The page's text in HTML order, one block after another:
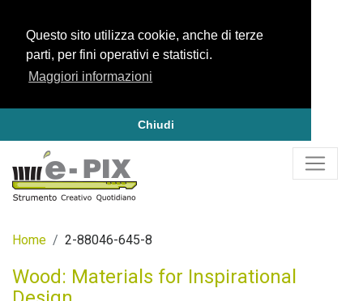
Questo sito utilizza cookie, anche di terze
parti, per fini operativi e statistici.
Maggiori informazioni
Chiudi
Home 2-88046-645-8
Wood: Materials for Inspirational